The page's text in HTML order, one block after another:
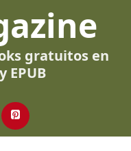
gratuitos en
EPUB